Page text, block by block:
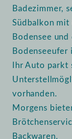
Badezimmer,
Südbalkon
Bodensee
Ihr Auto parkt
vorhanden.
Morgens
Backwaren.